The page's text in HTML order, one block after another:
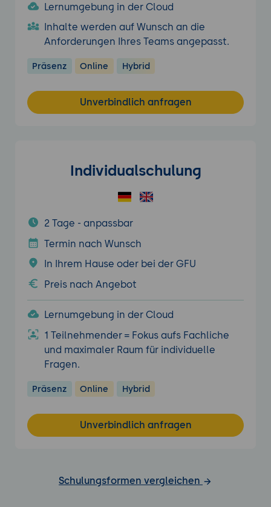
Lernumgebung in der Cloud
Inhalte werden auf Wunsch an die
Anforderungen Ihres Teams angepasst.
Präsenz Online Hybrid
Unverbindlich anfragen
Individualschulung
2 Tage - anpassbar
Termin nach Wunsch
In Ihrem Hause oder bei der GFU
Preis nach Angebot
Lernumgebung in der Cloud
1 Teilnehmender = Fokus aufs Fachliche
und maximaler Raum für individuelle
Fragen.
Präsenz Online Hybrid
Unverbindlich anfragen
Schulungsformen vergleichen